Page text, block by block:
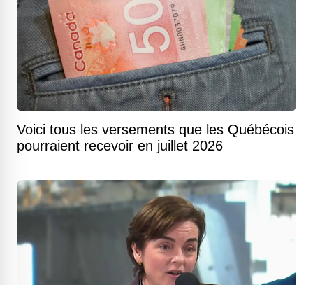
Voici tous les versements que les Québécois
pourraient recevoir en juillet 2026